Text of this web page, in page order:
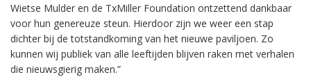
Wietse Mulder en de TxMiller Foundation ontzettend dankbaar
voor hun genereuze steun. Hierdoor zijn we weer een stap
dichter bij de totstandkoming van het nieuwe paviljoen. Zo
kunnen wij publiek van alle leeftijden blijven raken met verhalen
die nieuwsgierig maken.”